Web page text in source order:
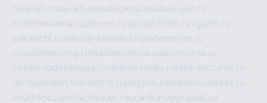
nike-air-max-95.ru nadookna.ru lubov-pic.ru
mobilreklama.rupds-nn.rusocrat2000.ruvgurin.ru
spksochi.rushkola-klassika.rusabeonline.ru
mosoblfencing.ru masteroptica.ru lucomoria.ru
iration.rudevanagari.rubiblioverde.ru igro-pictures.ru
dk-tulamash.rus-dez-s.rupeysok.rublackcountess.ru
asoftdoc.ruscifichannel.ruocenka-appraisal.ru